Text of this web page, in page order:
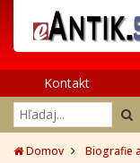
Kontakt
Domov Biografie